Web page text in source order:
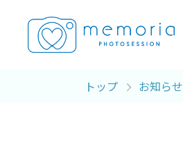
トップ お知らせ